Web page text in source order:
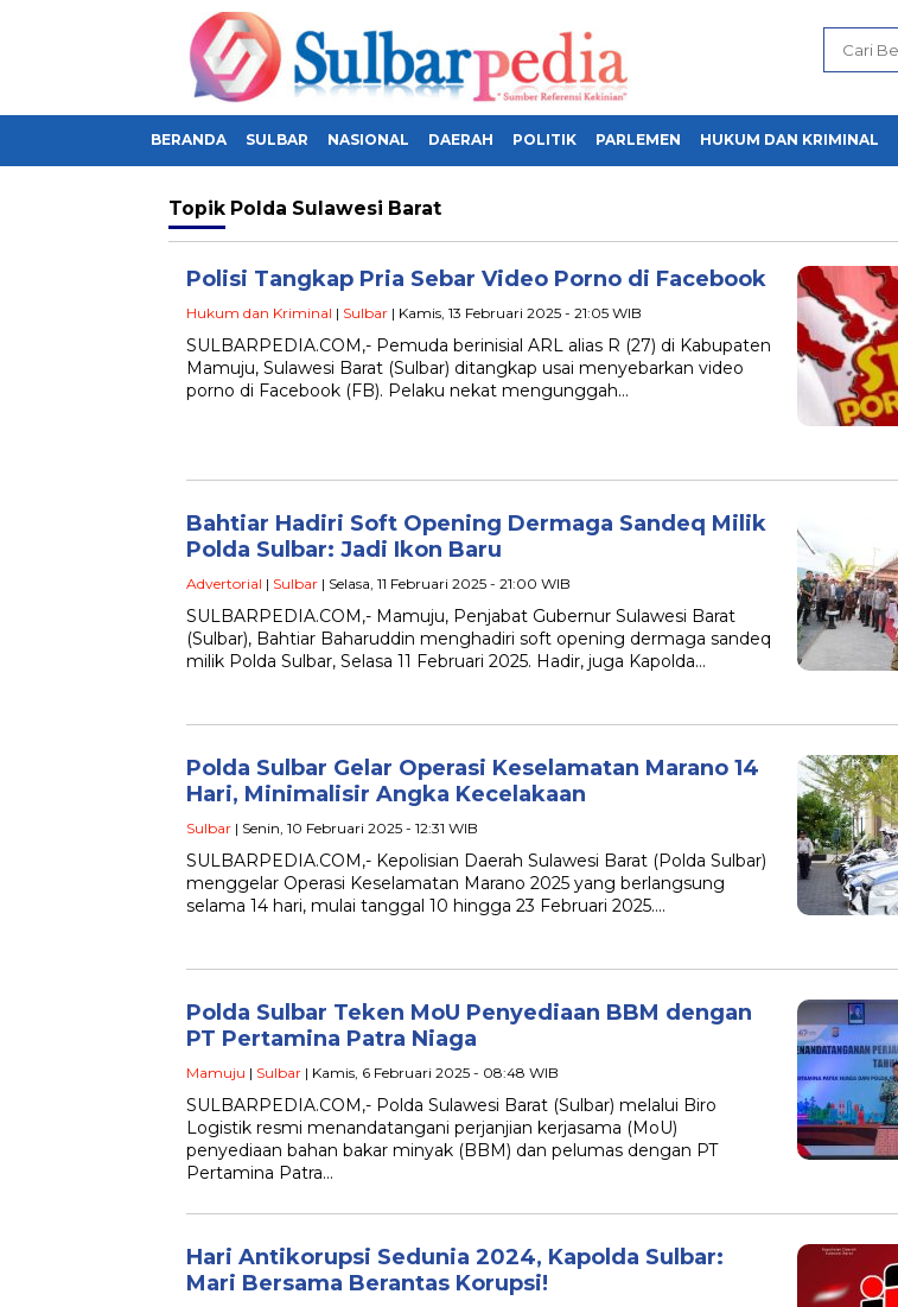
BERANDA SULBAR NASIONAL DAERAH POLITIK PARLEMEN HUKUM DAN KRIMINAL
Topik Polda Sulawesi Barat
Polisi Tangkap Pria Sebar Video Porno di Facebook
Hukum dan Kriminal | Sulbar | Kamis, 13 Februari 2025 - 21:05 WIB
SULBARPEDIA.COM,- Pemuda berinisial ARL alias R (27) di Kabupaten
Mamuju, Sulawesi Barat (Sulbar) ditangkap usai menyebarkan video
porno di Facebook (FB). Pelaku nekat mengunggah…
Bahtiar Hadiri Soft Opening Dermaga Sandeq Milik
Polda Sulbar: Jadi Ikon Baru
Advertorial | Sulbar | Selasa, 11 Februari 2025 - 21:00 WIB
SULBARPEDIA.COM,- Mamuju, Penjabat Gubernur Sulawesi Barat
(Sulbar), Bahtiar Baharuddin menghadiri soft opening dermaga sandeq
milik Polda Sulbar, Selasa 11 Februari 2025. Hadir, juga Kapolda…
Polda Sulbar Gelar Operasi Keselamatan Marano 14
Hari, Minimalisir Angka Kecelakaan
Sulbar | Senin, 10 Februari 2025 - 12:31 WIB
SULBARPEDIA.COM,- Kepolisian Daerah Sulawesi Barat (Polda Sulbar)
menggelar Operasi Keselamatan Marano 2025 yang berlangsung
selama 14 hari, mulai tanggal 10 hingga 23 Februari 2025….
Polda Sulbar Teken MoU Penyediaan BBM dengan
PT Pertamina Patra Niaga
Mamuju | Sulbar | Kamis, 6 Februari 2025 - 08:48 WIB
SULBARPEDIA.COM,- Polda Sulawesi Barat (Sulbar) melalui Biro
Logistik resmi menandatangani perjanjian kerjasama (MoU)
penyediaan bahan bakar minyak (BBM) dan pelumas dengan PT
Pertamina Patra…
Hari Antikorupsi Sedunia 2024, Kapolda Sulbar:
Mari Bersama Berantas Korupsi!